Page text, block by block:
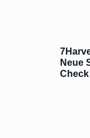
Neue
Check